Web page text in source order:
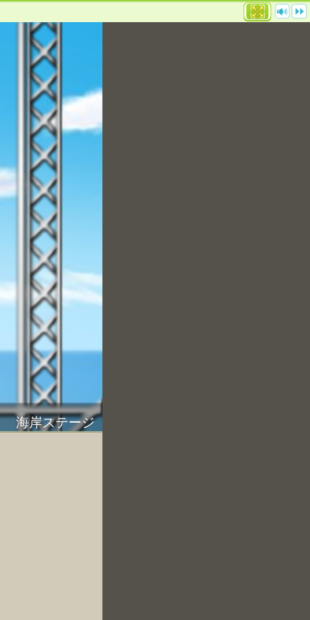
海岸ステージ